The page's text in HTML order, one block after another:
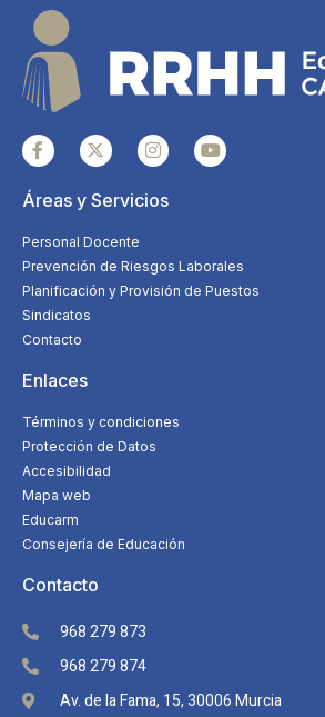
Áreas y Servicios
Personal Docente
Prevención de Riesgos Laborales
Planificación y Provisión de Puestos
Sindicatos
Contacto
Enlaces
Términos y condiciones
Protección de Datos
Accesibilidad
Mapa web
Educarm
Consejería de Educación
Contacto
968 279 873
968 279 874
Av. de la Fama, 15, 30006 Murcia